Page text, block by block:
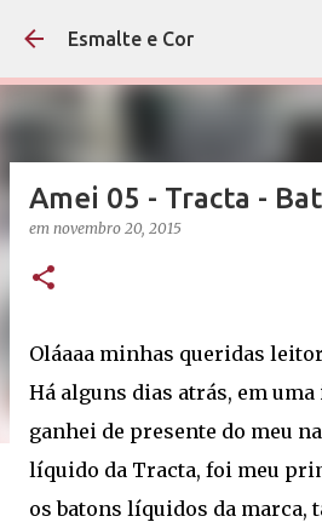
Pular para o
Esmalte e Cor
Amei 05 - Tracta -
em novembro 20, 2015
Oláaaa minhas queridas
Há alguns dias atrás, em
ganhei de presente do meu
líquido da Tracta, foi meu
os batons líquidos da marca,